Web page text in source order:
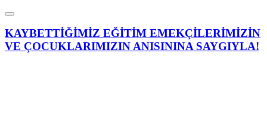
KAYBETTİĞİMİZ EĞİTİM EMEKÇİLERİMİZİN
VE ÇOCUKLARIMIZIN ANISININA SAYGIYLA!